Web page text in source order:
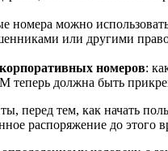
номера можно
или другими
номеров:
теперь должна быть
перед тем, как начать
распоряжение до